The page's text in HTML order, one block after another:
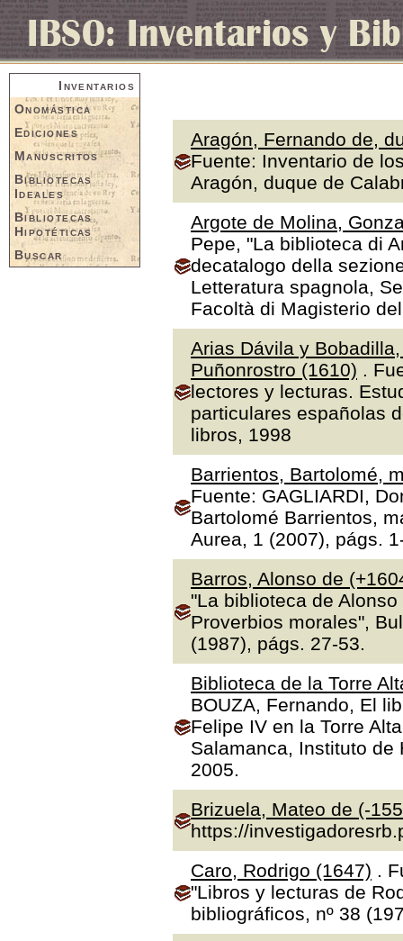
Inventarios
Onomástica
Ediciones
Manuscritos
Bibliotecas
Ideales
Bibliotecas
Hipotéticas
Buscar
Aragón, Fernando de,
Fuente: Inventario de
Aragón, duque de
Argote de Molina,
Pepe, "La biblioteca di
decatalogo della
Letteratura spagnola,
Facoltà di Magisterio
Arias Dávila y
Puñonrostro (1610) .
lectores y lecturas.
particulares españolas
libros, 1998
Barrientos, Bartolomé,
Fuente: GAGLIARDI,
Bartolomé Barrientos,
Aurea, 1 (2007), págs.
Barros, Alonso de
"La biblioteca de
Proverbios morales",
(1987), págs. 27-53.
Biblioteca de la Torre
BOUZA, Fernando, El
Felipe IV en la Torre
Salamanca, Instituto de
2005.
Brizuela, Mateo de (-
https://
Caro, Rodrigo (1647) .
"Libros y lecturas de
bibliográficos, nº 38